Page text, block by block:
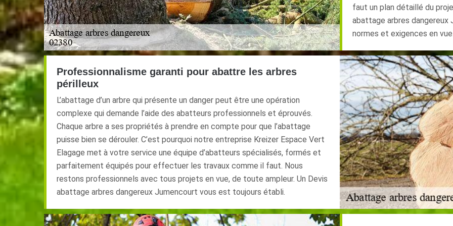
faut un plan détaillé du
abattage arbres
normes et exigences en
Professionnalisme garanti pour abattre les arbres
périlleux
L’abattage d’un arbre qui présente un danger peut être une opération
complexe qui demande l’aide des abatteurs professionnels et éprouvés.
Chaque arbre a ses propriétés à prendre en compte pour que l’abattage
puisse bien se dérouler. C’est pourquoi notre entreprise Kreizer Espace Vert
Elagage met à votre service une équipe d’abatteurs spécialisés, formés et
parfaitement équipés pour effectuer les travaux comme il faut. Nous
restons professionnels avec tous projets en vue, de toute ampleur. Un Devis
abattage arbres dangereux Jumencourt vous est toujours établi.